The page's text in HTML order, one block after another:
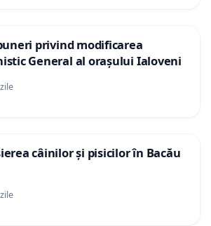
privind modificarea
General al orașului Ialoveni
câinilor și pisicilor în Bacău